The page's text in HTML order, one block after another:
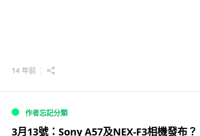
14 年前
作者忘記分類
3月13號：Sony A57及NEX-F3相機發布？